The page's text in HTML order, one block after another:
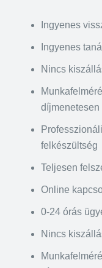
Ingyenes
Ingyenes
Nincs
díjmenetesen
felkészültség
Teljesen
Online
0-24 órás
Nincs